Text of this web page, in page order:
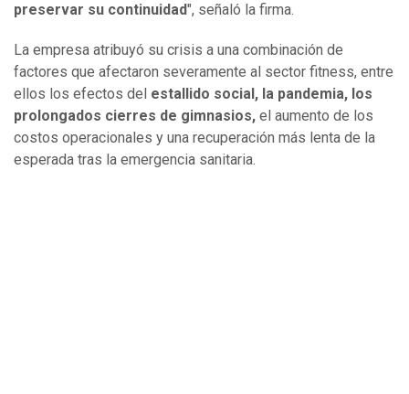
preservar su continuidad", señaló la firma.
La empresa atribuyó su crisis a una combinación de
factores que afectaron severamente al sector fitness, entre
ellos los efectos del estallido social, la pandemia, los
prolongados cierres de gimnasios, el aumento de los
costos operacionales y una recuperación más lenta de la
esperada tras la emergencia sanitaria.